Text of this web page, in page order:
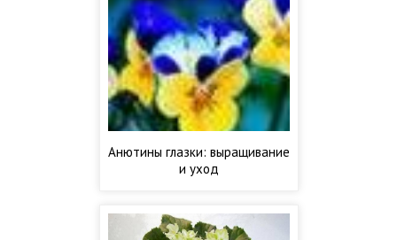
Анютины глазки: выращивание
и уход